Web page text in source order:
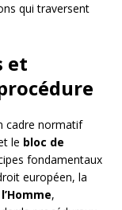
qui traversent
et
cadre normatif
le bloc de
fondamentaux
européen, la
,